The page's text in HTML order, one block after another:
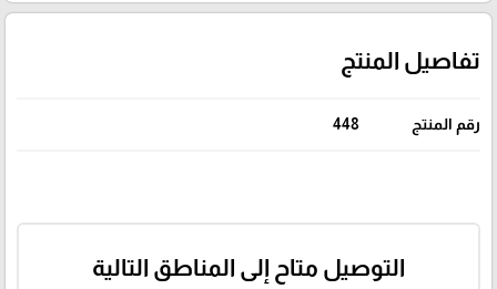
تفاصيل المنتج
رقم المنتج 448
التوصيل متاح إلى المناطق التالية